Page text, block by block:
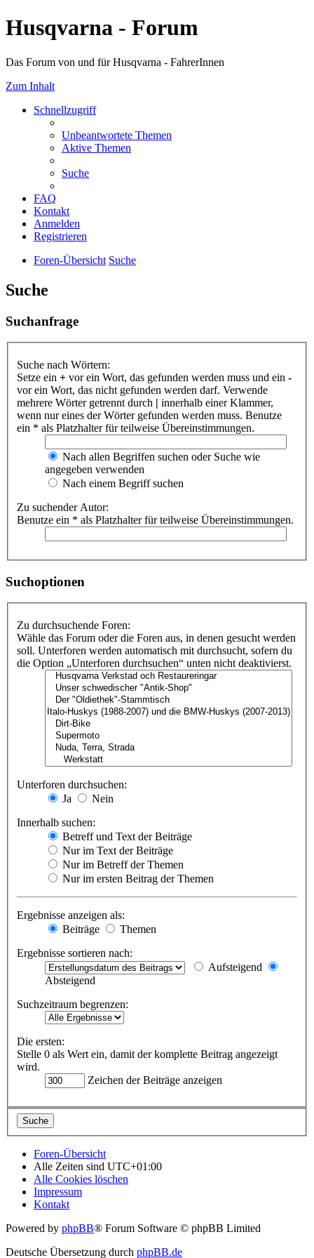
Husqvarna - Forum
Das Forum von und für Husqvarna - FahrerInnen
Zum Inhalt
Schnellzugriff
Unbeantwortete Themen
Aktive Themen
Suche
FAQ
Kontakt
Anmelden
Registrieren
Foren-Übersicht Suche
Suche
Suchanfrage
Suche nach Wörtern:
Setze ein + vor ein Wort, das gefunden werden muss und ein -
vor ein Wort, das nicht gefunden werden darf. Verwende
mehrere Wörter getrennt durch | innerhalb einer Klammer,
wenn nur eines der Wörter gefunden werden muss. Benutze
ein * als Platzhalter für teilweise Übereinstimmungen.
Nach allen Begriffen suchen oder Suche wie
angegeben verwenden
Nach einem Begriff suchen
Zu suchender Autor:
Benutze ein * als Platzhalter für teilweise Übereinstimmungen.
Suchoptionen
Zu durchsuchende Foren:
Wähle das Forum oder die Foren aus, in denen gesucht werden
soll. Unterforen werden automatisch mit durchsucht, sofern du
die Option „Unterforen durchsuchen“ unten nicht deaktivierst.
Unterforen durchsuchen:
Ja
Nein
Innerhalb suchen:
Betreff und Text der Beiträge
Nur im Text der Beiträge
Nur im Betreff der Themen
Nur im ersten Beitrag der Themen
Ergebnisse anzeigen als:
Beiträge
Themen
Ergebnisse sortieren nach:
Aufsteigend
Absteigend
Suchzeitraum begrenzen:
Die ersten:
Stelle 0 als Wert ein, damit der komplette Beitrag angezeigt
wird.
Zeichen der Beiträge anzeigen
Foren-Übersicht
Alle Zeiten sind UTC+01:00
Alle Cookies löschen
Impressum
Kontakt
Powered by phpBB® Forum Software © phpBB Limited
Deutsche Übersetzung durch phpBB.de